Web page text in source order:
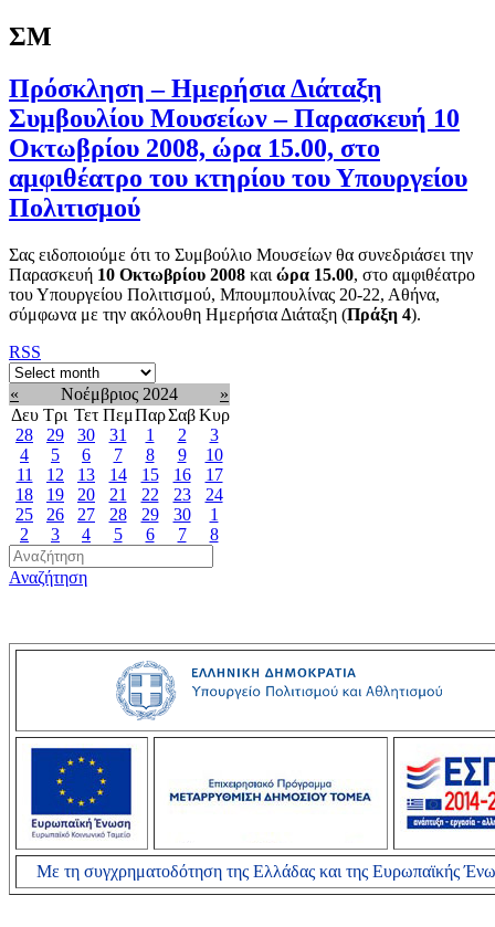
ΣΜ
Πρόσκληση – Ημερήσια Διάταξη
Συμβουλίου Μουσείων – Παρασκευή 10
Οκτωβρίου 2008, ώρα 15.00, στο
αμφιθέατρο του κτηρίου του Υπουργείου
Πολιτισμού
Σας ειδοποιούμε ότι το Συμβούλιο Μουσείων θα συνεδριάσει την
Παρασκευή 10 Οκτωβρίου 2008 και ώρα 15.00, στο αμφιθέατρο
του Υπουργείου Πολιτισμού, Μπουμπουλίνας 20-22, Αθήνα,
σύμφωνα με την ακόλουθη Ημερήσια Διάταξη (Πράξη 4).
RSS
« Νοέμβριος 2024
»
Δευ Τρι Τετ ΠεμΠαρΣαβΚυρ
28
29 30 31 1 2
3
4
5 6 7 8 9
10
11
12 13 14 15 16
17
18
19 20 21 22 23
24
25
26 27 28 29 30
1
2
3 4 5 6 7 8
Αναζήτηση
Με τη συγχρηματοδότηση της Ελλάδας και της Ευρωπαϊκής